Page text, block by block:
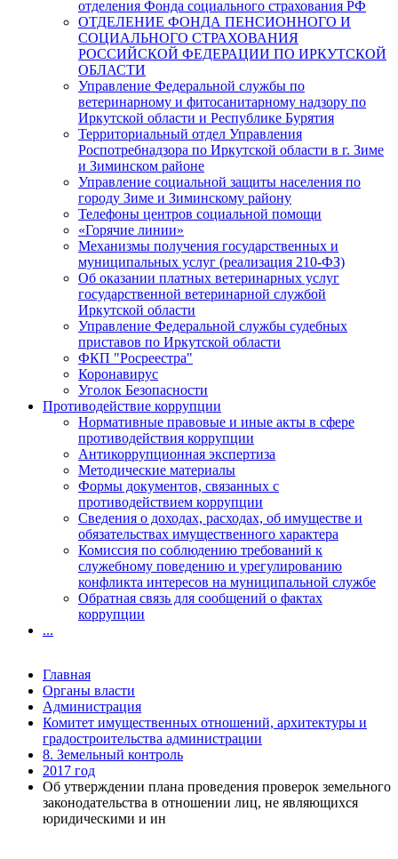
отделения Фонда социального страхования РФ
ОТДЕЛЕНИЕ ФОНДА ПЕНСИОННОГО И
СОЦИАЛЬНОГО СТРАХОВАНИЯ
РОССИЙСКОЙ ФЕДЕРАЦИИ ПО ИРКУТСКОЙ
ОБЛАСТИ
Управление Федеральной службы по
ветеринарному и фитосанитарному надзору по
Иркутской области и Республике Бурятия
Территориальный отдел Управления
Роспотребнадзора по Иркутской области в г. Зиме
и Зиминском районе
Управление социальной защиты населения по
городу Зиме и Зиминскому району
Телефоны центров социальной помощи
«Горячие линии»
Механизмы получения государственных и
муниципальных услуг (реализация 210-ФЗ)
Об оказании платных ветеринарных услуг
государственной ветеринарной службой
Иркутской области
Управление Федеральной службы судебных
приставов по Иркутской области
ФКП "Росреестра"
Коронавирус
Уголок Безопасности
Противодействие коррупции
Нормативные правовые и иные акты в сфере
противодействия коррупции
Антикоррупционная экспертиза
Методические материалы
Формы документов, связанных с
противодействием коррупции
Сведения о доходах, расходах, об имуществе и
обязательствах имущественного характера
Комиссия по соблюдению требований к
служебному поведению и урегулированию
конфликта интересов на муниципальной службе
Обратная связь для сообщений о фактах
коррупции
...
Главная
Органы власти
Администрация
Комитет имущественных отношений, архитектуры и
градостроительства администрации
8. Земельный контроль
2017 год
Об утверждении плана проведения проверок земельного
законодательства в отношении лиц, не являющихся
юридическими и ин